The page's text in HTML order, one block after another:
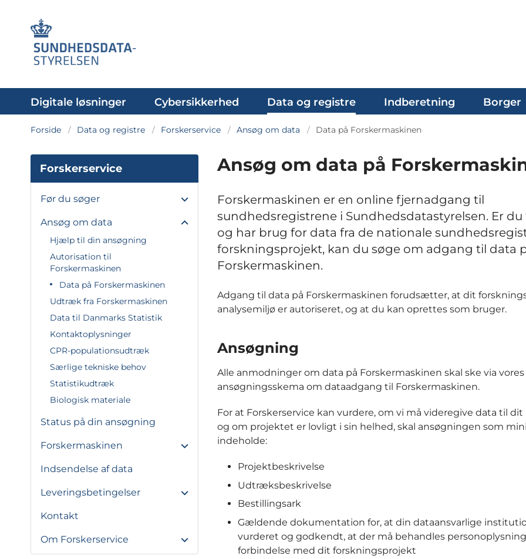
Digitale løsninger Cybersikkerhed Data og registre Indberetning Borger
Forside Data og registre Forskerservice Ansøg om data Data på Forskermaskinen
Forskerservice
Før du søger
Ansøg om data
Hjælp til din ansøgning
Autorisation til
Forskermaskinen
Data på Forskermaskinen
Udtræk fra Forskermaskinen
Data til Danmarks Statistik
Kontaktoplysninger
CPR-populationsudtræk
Særlige tekniske behov
Statistikudtræk
Biologisk materiale
Status på din ansøgning
Forskermaskinen
Indsendelse af data
Leveringsbetingelser
Kontakt
Om Forskerservice
Ansøg om data på
Forskermaskinen er en online fjernadgang til
sundhedsregistrene i Sundhedsdatastyrelsen. Er du
og har brug for data fra de nationale
forskningsprojekt, kan du søge om adgang til data
Forskermaskinen.
Adgang til data på Forskermaskinen forudsætter, at dit
analysemiljø er autoriseret, og at du kan oprettes som bruger.
Ansøgning
Alle anmodninger om data på Forskermaskinen skal ske via vores
ansøgningsskema om dataadgang til Forskermaskinen.
For at Forskerservice kan vurdere, om vi må videregive data til
og om projektet er lovligt i sin helhed, skal ansøgningen som
indeholde:
Projektbeskrivelse
Udtræksbeskrivelse
Bestillingsark
Gældende dokumentation for, at din dataansvarlige
vurderet og godkendt, at der må behandles
forbindelse med dit forskningsprojekt